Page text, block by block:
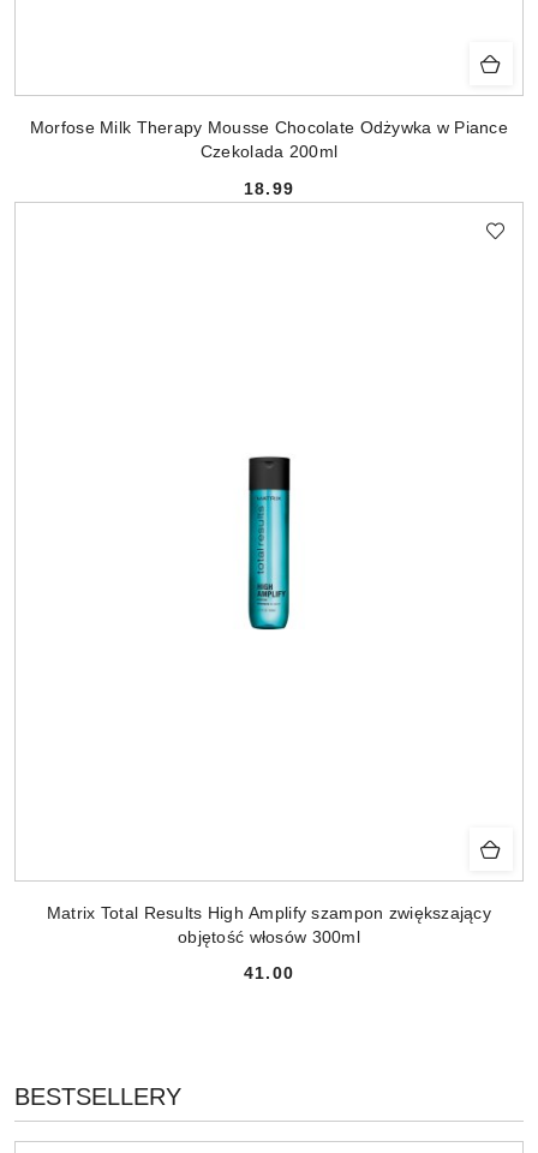
Morfose Milk Therapy Mousse Chocolate Odżywka w Piance
Czekolada 200ml
Cena:
18.99
Matrix Total Results High Amplify szampon zwiększający
objętość włosów 300ml
Cena:
41.00
Pomiń karuzelę produktów
PRODUKTY
O
BESTSELLERY